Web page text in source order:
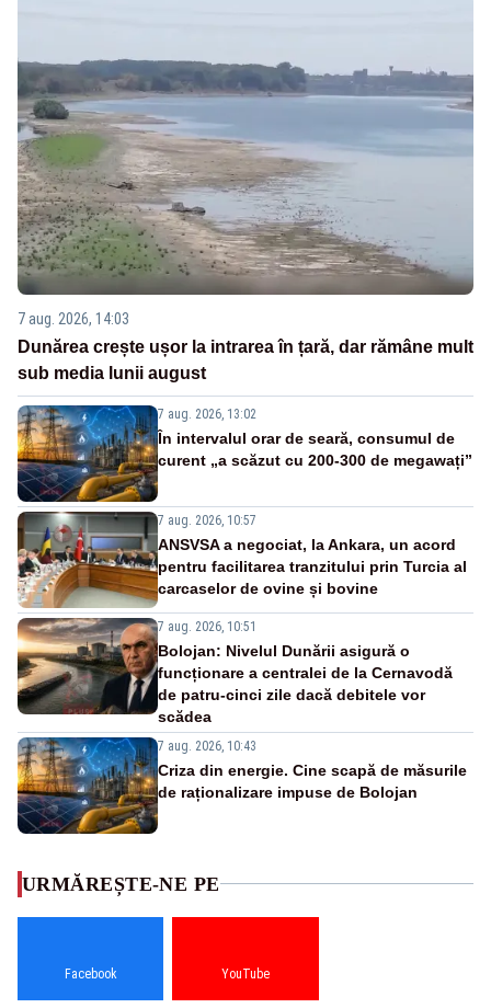
7 aug. 2026, 14:03
Dunărea crește ușor la intrarea în țară, dar rămâne mult
sub media lunii august
7 aug. 2026, 13:02
În intervalul orar de seară, consumul de
curent „a scăzut cu 200-300 de megawați”
7 aug. 2026, 10:57
ANSVSA a negociat, la Ankara, un acord
pentru facilitarea tranzitului prin Turcia al
carcaselor de ovine și bovine
7 aug. 2026, 10:51
Bolojan: Nivelul Dunării asigură o
funcționare a centralei de la Cernavodă
de patru-cinci zile dacă debitele vor
scădea
7 aug. 2026, 10:43
Criza din energie. Cine scapă de măsurile
de raționalizare impuse de Bolojan
URMĂREȘTE-NE PE
Facebook YouTube